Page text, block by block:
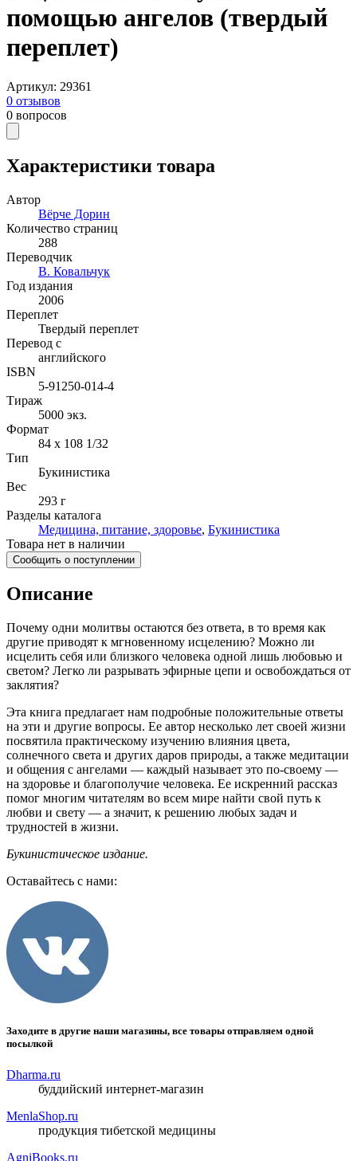
помощью ангелов (твердый
переплет)
Артикул: 29361
0 отзывов
0 вопросов
Характеристики товара
Автор
Вёрче Дорин
Количество страниц
288
Переводчик
В. Ковальчук
Год издания
2006
Переплет
Твердый переплет
Перевод с
английского
ISBN
5-91250-014-4
Тираж
5000 экз.
Формат
84 x 108 1/32
Тип
Букинистика
Вес
293 г
Разделы каталога
Медицина, питание, здоровье, Букинистика
Товара нет в наличии
Сообщить о поступлении
Описание
Почему одни молитвы остаются без ответа, в то время как
другие приводят к мгновенному исцелению? Можно ли
исцелить себя или близкого человека одной лишь любовью и
светом? Легко ли разрывать эфирные цепи и освобождаться от
заклятия?
Эта книга предлагает нам подробные положительные ответы
на эти и другие вопросы. Ее автор несколько лет своей жизни
посвятила практическому изучению влияния цвета,
солнечного света и других даров природы, а также медитации
и общения с ангелами — каждый называет это по-своему —
на здоровье и благополучие человека. Ее искренний рассказ
помог многим читателям во всем мире найти свой путь к
любви и свету — а значит, к решению любых задач и
трудностей в жизни.
Букинистическое издание.
Оставайтесь с нами:
Заходите в другие наши магазины, все товары отправляем одной
посылкой
Dharma.ru
буддийский интернет-магазин
MenlaShop.ru
продукция тибетской медицины
AgniBooks.ru